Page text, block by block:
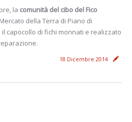
la comunità del cibo del Fico
della Terra di Piano di
capocollo di fichi monnati e realizzato
18 Dicembre 2014